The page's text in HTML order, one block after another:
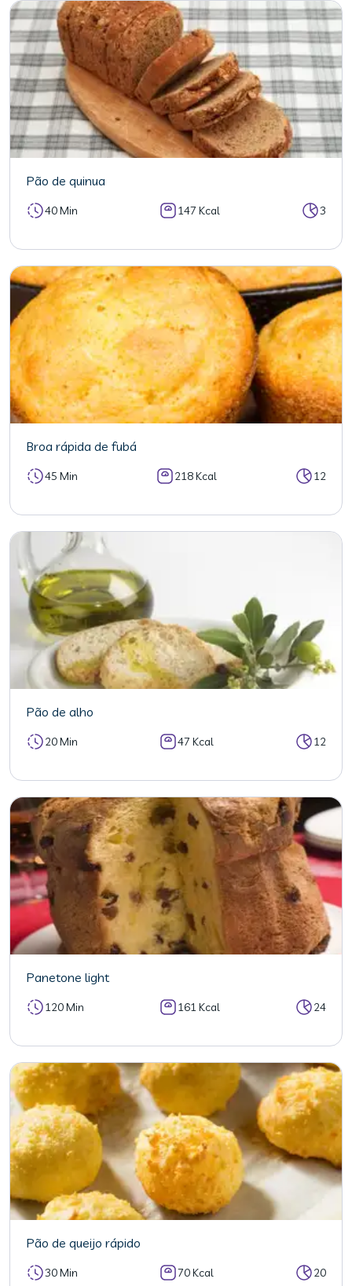
Pão de quinua
40 Min 147 Kcal 3
Broa rápida de fubá
45 Min 218 Kcal 12
Pão de alho
20 Min 47 Kcal 12
Panetone light
120 Min 161 Kcal 24
Pão de queijo rápido
30 Min 70 Kcal 20